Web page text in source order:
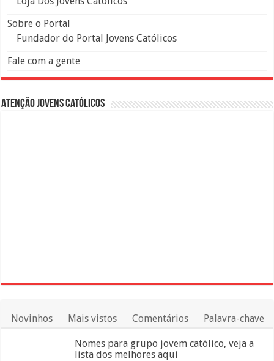
Sobre o Portal
Fundador do Portal Jovens Católicos
Fale com a gente
Atenção Jovens Católicos
Novinhos Mais vistos Comentários Palavra-chave
Nomes para grupo jovem católico, veja a
lista dos melhores aqui